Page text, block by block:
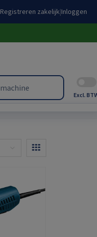
Registreren zakelijk|Inloggen
Excl.